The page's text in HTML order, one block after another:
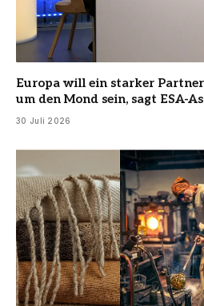
Europa will ein starker
um den Mond sein, sagt ESA-
30 Juli 2026